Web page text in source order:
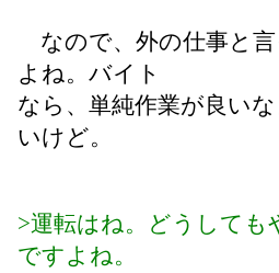
なので、外の仕事と
よね。バイト
なら、単純作業が良い
いけど。
>運転はね。どうして
ですよね。